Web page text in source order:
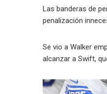
Las banderas de
penalización
Se vio a Walker
alcanzar a Swift,